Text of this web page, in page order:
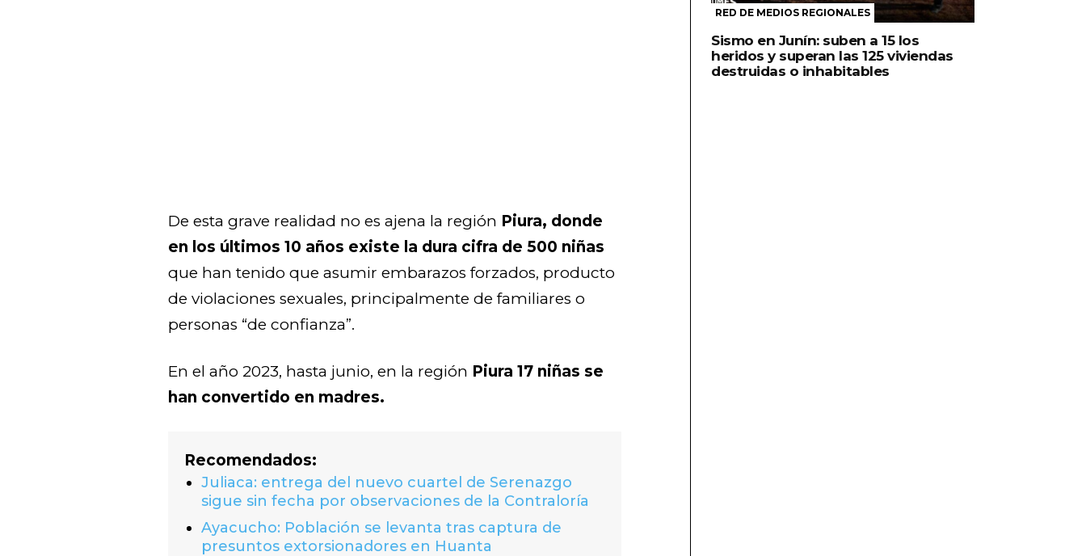
De esta grave realidad no es ajena la región Piura, donde
en los últimos 10 años existe la dura cifra de 500 niñas
que han tenido que asumir embarazos forzados, producto
de violaciones sexuales, principalmente de familiares o
personas “de confianza”.
En el año 2023, hasta junio, en la región Piura 17 niñas se
han convertido en madres.
Recomendados:
Juliaca: entrega del nuevo cuartel de Serenazgo
sigue sin fecha por observaciones de la Contraloría
Ayacucho: Población se levanta tras captura de
presuntos extorsionadores en Huanta
RED DE MEDIOS REGIONALES
Sismo en Junín: suben a 15 los
heridos y superan las 125 viviendas
destruidas o inhabitables